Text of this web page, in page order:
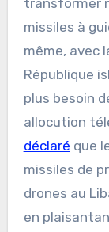
transformer
missiles à
même, avec
République
plus besoin
allocution
déclaré que
missiles de
drones au
en